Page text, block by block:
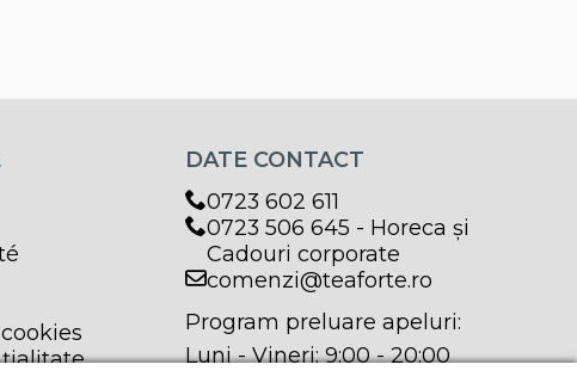
DATE CONTACT
0723 602 611
0723 506 645 - Horeca și
Cadouri corporate
comenzi@teaforte.ro
Program preluare apeluri:
Luni - Vineri: 9:00 - 20:00